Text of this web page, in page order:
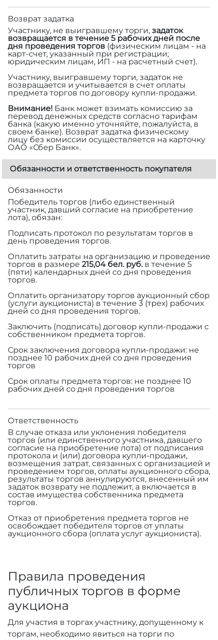
Возврат задатка
Участнику, не выигравшему торги, задаток
возвращается в течение 5 рабочих дней после
дня проведения торгов (физическим лицам - на
карт-счет, указанный при регистрации;
юридическим лицам, ИП - на расчетный счет).
Участнику, выигравшему торги, задаток не
возвращается и учитывается в счет оплаты
предмета торгов по договору купли-продажи.
Внимание! Банк может взимать комиссию за
перевод денежных средств согласно тарифам
банка (какую именно уточняйте, пожалуйста, в
своем банке). Возврат задатка физическому
лицу без комиссии осуществляется на карточку
ОАО «Сбер Банк».
Обязанности и ответственность покупателя
Обязанности
Победитель торгов (либо единственный
участник, давший согласие на приобретение
лота), обязан:
Подписать протокол по результатам торгов в
день проведения торгов.
Оплатить затраты на организацию и проведение
торгов в размере 215,04 бел. руб.в течение 5
(пяти) календарных дней со дня проведения
торгов.
Оплатить организатору торгов аукционный сбор
(услуги аукциониста) в течение 3 (трех) рабочих
дней со дня проведения торгов.
Заключить (подписать) договор купли-продажи с
собственником предмета торгов.
Срок заключения договора купли-продажи: не
позднее 10 рабочих дней со дня проведения
торгов
Срок оплаты предмета торгов: не позднее 10
рабочих дней со дня проведения торгов
Ответственность
В случае отказа или уклонения победителя
торгов (или единственного участника, давшего
согласие на приобретение лота) от подписания
протокола и (или) договора купли-продажи,
возмещения затрат, связанных с организацией и
проведением торгов, оплаты аукционного сбора,
результаты торгов аннулируются, внесенный им
задаток возврату не подлежит, а включается в
состав имущества собственника предмета
торгов.
Отказ от приобретения предмета торгов не
освобождает победителя торгов от уплаты
аукционного сбора (оплата услуг аукциониста).
Правила проведения
публичных торгов в форме
аукциона
Для участия в торгах участнику, допущенному к
торгам, необходимо явиться на торги по